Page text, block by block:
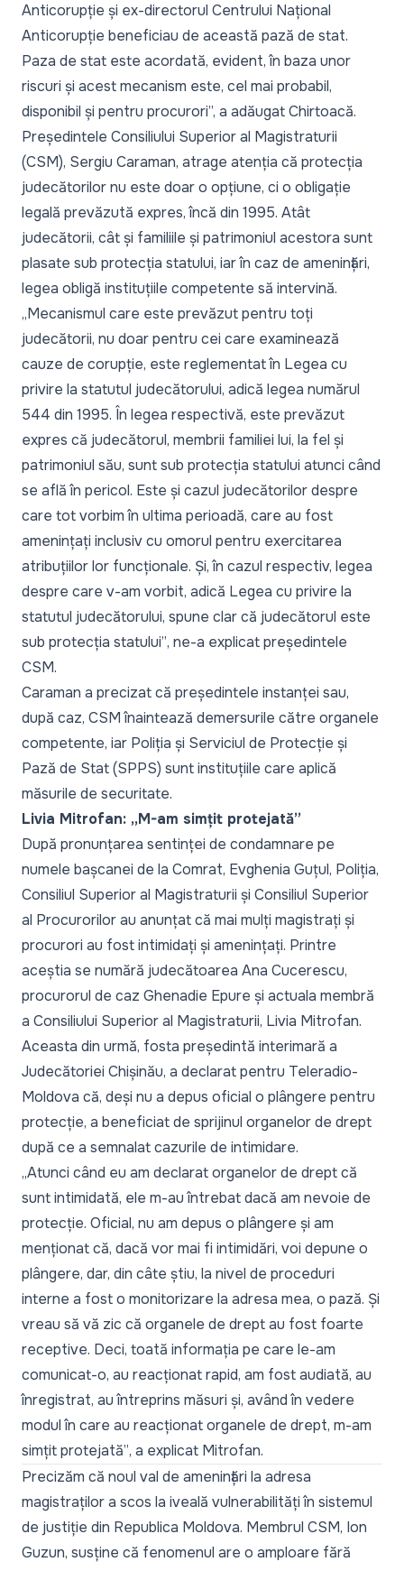
Anticorupție și ex-directorul Centrului Național
Anticorupție beneficiau de această pază de stat.
Paza de stat este acordată, evident, în baza unor
riscuri și acest mecanism este, cel mai probabil,
disponibil și pentru procurori”, a adăugat Chirtoacă.
Președintele Consiliului Superior al Magistraturii
(CSM), Sergiu Caraman, atrage atenția că protecția
judecătorilor nu este doar o opțiune, ci o obligație
legală prevăzută expres, încă din 1995. Atât
judecătorii, cât și familiile și patrimoniul acestora sunt
plasate sub protecția statului, iar în caz de amenințări,
legea obligă instituțiile competente să intervină.
„Mecanismul care este prevăzut pentru toți
judecătorii, nu doar pentru cei care examinează
cauze de corupție, este reglementat în Legea cu
privire la statutul judecătorului, adică legea numărul
544 din 1995. În legea respectivă, este prevăzut
expres că judecătorul, membrii familiei lui, la fel și
patrimoniul său, sunt sub protecția statului atunci când
se află în pericol. Este și cazul judecătorilordespre
care tot vorbim în ultima perioadă, care au fost
amenințați inclusiv cu omorul pentru exercitarea
atribuțiilor lor funcționale. Și, în cazul respectiv, legea
despre care v-am vorbit, adică Legea cu privire la
statutul judecătorului, spune clar că judecătorul este
sub protecția statului”, ne-a explicat președintele
CSM.
Caraman a precizat că președintele instanței sau,
după caz, CSM înaintează demersurile către organele
competente, iar Poliția și Serviciul de Protecție și
Pază de Stat (SPPS) sunt instituțiile care aplică
măsurile de securitate.
Livia Mitrofan: „M-am simțit protejată”
După pronunțarea sentinței de condamnare pe
numele bașcanei de la Comrat, Evghenia Guțul, Poliția,
Consiliul Superior al Magistraturii și Consiliul Superior
al Procurorilorau anunțat că mai mulți magistrați și
procurori au fost intimidați și amenințați. Printre
aceștia se numără judecătoarea Ana Cucerescu,
procurorul de caz Ghenadie Epure și actuala membră
a Consiliului Superior al Magistraturii, Livia Mitrofan.
Aceasta din urmă, fosta președintă interimară a
Judecătoriei Chișinău, a declarat pentru Teleradio-
Moldova că, deși nu a depus oficial o plângere pentru
protecție, a beneficiat de sprijinul organelor de drept
după ce a semnalat cazurile de intimidare.
„Atunci când eu am declarat organelor de drept că
sunt intimidată, ele m-au întrebat dacă am nevoie de
protecție. Oficial, nu am depus o plângere și am
menționat că, dacă vor mai fi intimidări, voi depune o
plângere, dar, din câte știu, la nivel de proceduri
interne a fost o monitorizare la adresa mea, o pază. Și
vreau să vă zic că organele de drept au fost foarte
receptive. Deci, toată informația pe care le-am
comunicat-o, au reacționat rapid, am fost audiată, au
înregistrat, au întreprins măsuri și, având în vedere
modul în care au reacționat organele de drept, m-am
simțit protejată”, a explicat Mitrofan.
Precizăm că noul val de amenințări la adresa
magistraților a scos la iveală vulnerabilități în sistemul
de justiție din Republica Moldova. Membrul CSM, Ion
Guzun, susține că fenomenul are o amploare fără